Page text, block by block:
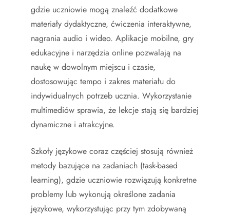
gdzie uczniowie mogą znaleźć dodatkowe
materiały dydaktyczne, ćwiczenia interaktywne,
nagrania audio i wideo. Aplikacje mobilne, gry
edukacyjne i narzędzia online pozwalają na
naukę w dowolnym miejscu i czasie,
dostosowując tempo i zakres materiału do
indywidualnych potrzeb ucznia. Wykorzystanie
multimediów sprawia, że lekcje stają się bardziej
dynamiczne i atrakcyjne.
Szkoły językowe coraz częściej stosują również
metody bazujące na zadaniach (task-based
learning), gdzie uczniowie rozwiązują konkretne
problemy lub wykonują określone zadania
językowe, wykorzystując przy tym zdobywaną